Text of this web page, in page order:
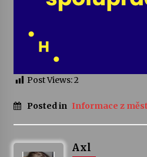
Varhanní recitál
Petr Adamec –
30. 6. 2026
Post Views:2
Posted in Informace z
Axl